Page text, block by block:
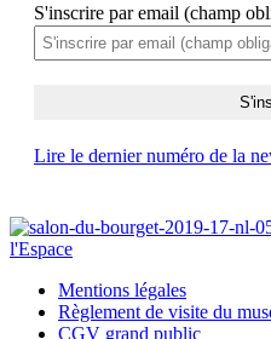
S'inscrire par email (champ
Lire le dernier numéro de la
Mentions légales
Règlement de visite du
CGV grand public